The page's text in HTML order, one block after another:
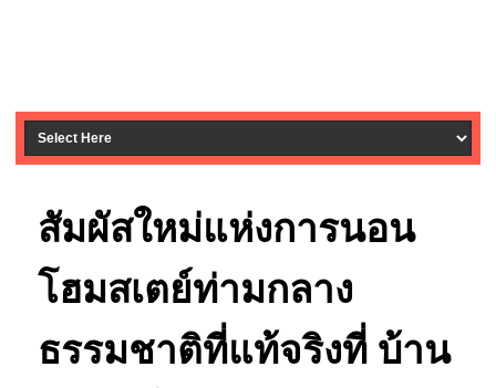
สัมผัสใหม่แห่งการนอน
โฮมสเตย์ท่ามกลาง
ธรรมชาติที่แท้จริงที่ บ้าน